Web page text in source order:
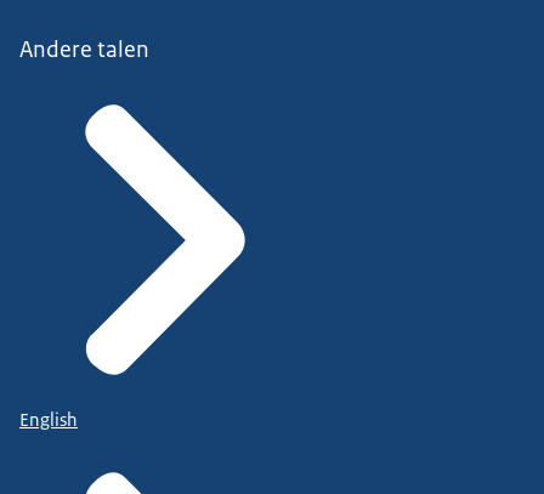
Andere talen
English